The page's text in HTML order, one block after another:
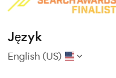
Język
English (US)